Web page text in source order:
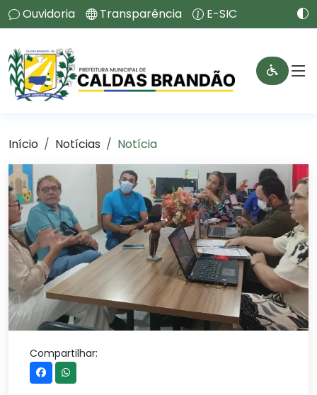
Ouvidoria Transparência E-SIC
Início Notícias Notícia
Compartilhar: